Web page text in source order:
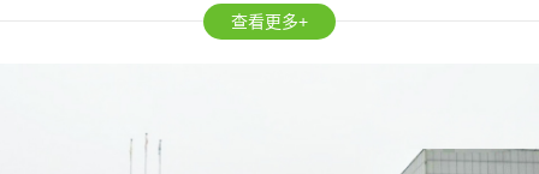
查看更多+